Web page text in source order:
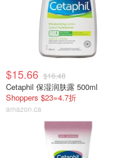
$15.66 $16.48
Cetaphil 保湿润肤露 500ml
Shoppers $23=4.7折
amazon.ca